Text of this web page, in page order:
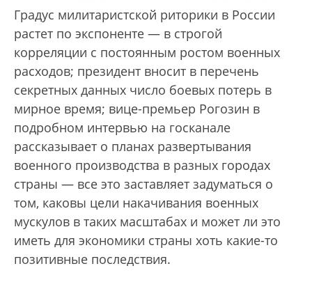
Градус милитаристской риторики в России
растет по экспоненте — в строгой
корреляции с постоянным ростом военных
расходов; президент вносит в перечень
секретных данных число боевых потерь в
мирное время; вице-премьер Рогозин в
подробном интервью на госканале
рассказывает о планах развертывания
военного производства в разных городах
страны — все это заставляет задуматься о
том, каковы цели накачивания военных
мускулов в таких масштабах и может ли это
иметь для экономики страны хоть какие-то
позитивные последствия.